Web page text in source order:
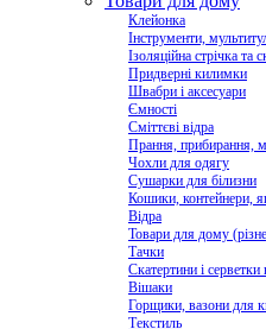
Клейонка
Інструменти,
Ізоляційна стрічка та
Придверні килимки
Швабри і аксесуари
Ємності
Сміттєві відра
Прання, прибирання,
Чохли для одягу
Сушарки для білизни
Кошики, контейнери,
Відра
Товари для дому
Тачки
Скатертини і серветки
Вішаки
Горщики, вазони для
Текстиль